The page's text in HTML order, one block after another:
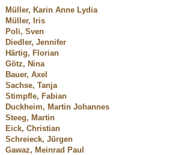
Müller, Karin Anne Lydia
Müller, Iris
Poli, Sven
Diedler, Jennifer
Härtig, Florian
Götz, Nina
Bauer, Axel
Sachse, Tanja
Stimpfle, Fabian
Duckheim, Martin Johannes
Steeg, Martin
Eick, Christian
Schreieck, Jürgen
Gawaz, Meinrad Paul